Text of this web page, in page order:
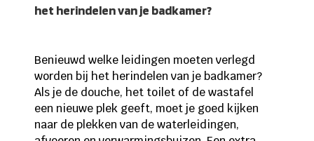
het herindelen van je badkamer?
Benieuwd welke leidingen moeten verlegd
worden bij het herindelen van je badkamer?
Als je de douche, het toilet of de wastafel
een nieuwe plek geeft, moet je goed kijken
naar de plekken van de waterleidingen,